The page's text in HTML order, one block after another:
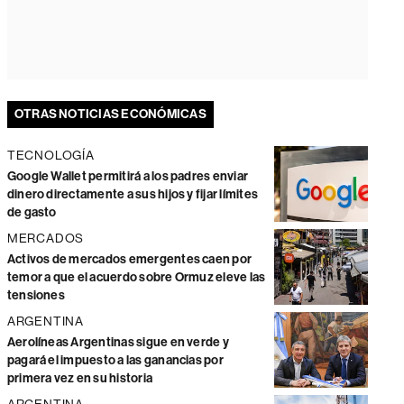
OTRAS NOTICIAS ECONÓMICAS
TECNOLOGÍA
Google Wallet permitirá a los padres enviar
dinero directamente a sus hijos y fijar límites
de gasto
MERCADOS
Activos de mercados emergentes caen por
temor a que el acuerdo sobre Ormuz eleve las
tensiones
ARGENTINA
Aerolíneas Argentinas sigue en verde y
pagará el impuesto a las ganancias por
primera vez en su historia